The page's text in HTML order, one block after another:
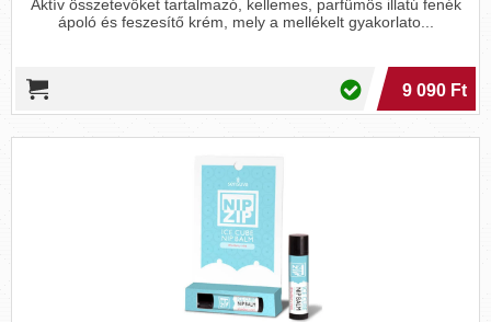
Aktív összetevőket tartalmazó, kellemes, parfümös illatú fenék
ápoló és feszesítő krém, mely a mellékelt gyakorlato...
9 090 Ft